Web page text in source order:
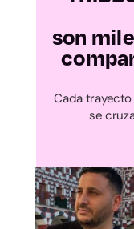
son
Cada
se